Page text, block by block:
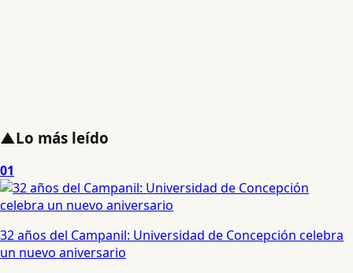
▲Lo más leído
01
32 años del Campanil: Universidad de Concepción celebra
un nuevo aniversario